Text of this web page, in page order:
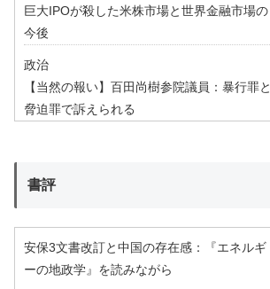
巨大IPOが殺した米株市場と世界金融市場の
今後
政治
【当然の報い】百田尚樹参院議員：暴行罪と
脅迫罪で訴えられる
書評
安保3文書改訂と中国の存在感：『エネルギ
ーの地政学』を読みながら